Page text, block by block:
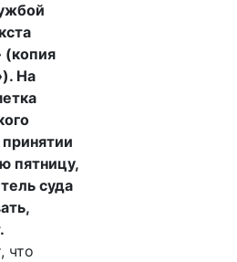
(копия
На
пятницу,
суда
что